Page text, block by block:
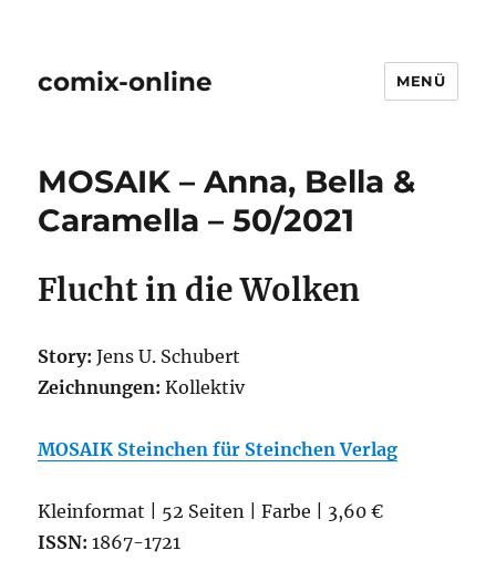
comix-online MENÜ
MOSAIK – Anna, Bella &
Caramella – 50/2021
Flucht in die Wolken
Story:Jens U. Schubert
Zeichnungen:Kollektiv
MOSAIK Steinchen für Steinchen Verlag
Kleinformat | 52 Seiten | Farbe | 3,60 €
ISSN:1867-1721